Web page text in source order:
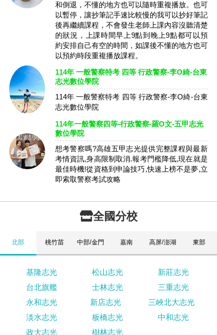
和倒退，不懂的地方也可以隨時重複播放。也可
以暫停，讓抄筆記手速比較慢的我可以抄好筆記
後再繼續課程，不會發生老師上課內容沒聽清楚
的狀況，上課時間早上9點到晚上9點都可以預
約安排自己有空的時間，如課後不懂的地方也可
以預約時段重複播放課程。
114年 一般警察特考 四等 行政警察-李O綺-台東
志光數位學院
114年 一般警察特考 四等 行政警察-李O綺-台東
志光數位學院
114年一般警察四等-行政警察-羅O文-五甲志光
數位學院
想考警察嗎?高雄五甲志光提供完整課程與最新
考情資訊,身高限制取消.報考門檻降低,現在就是
最佳時機!從資格到申論技巧,快速上榜不是夢,立
即索取警察考試攻略
全國分校
北部 桃竹苗 中部/金門 嘉南 高屏/澎湖 東部
基隆志光 松山志光
新莊志光
台北旗艦
士林志光
三重志光
永和志光
新店志光
三峽北大志光
淡水志光
板橋志光
中和志光
政大志光
樹林志光